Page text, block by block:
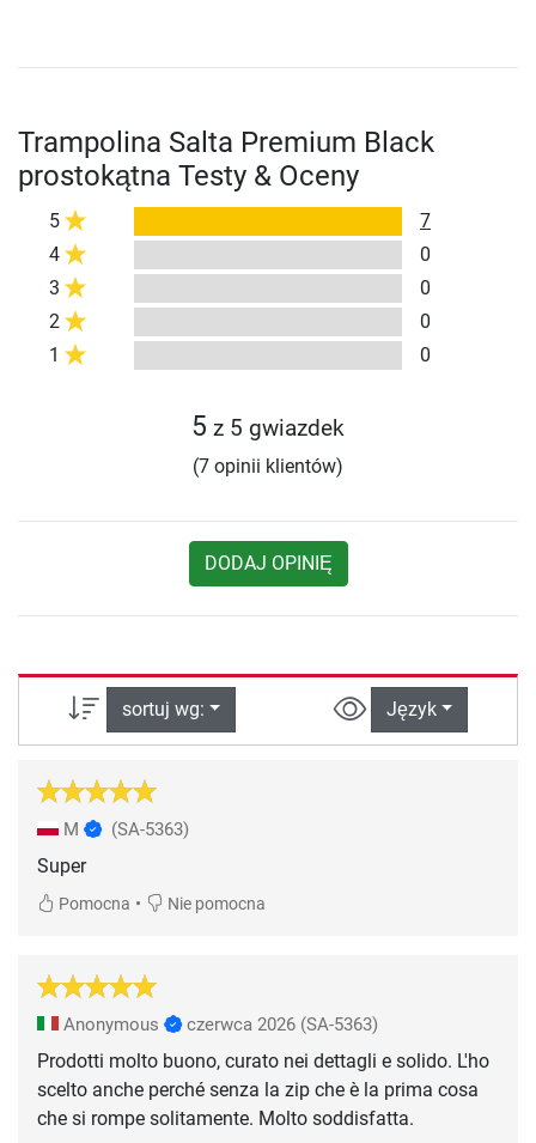
Trampolina Salta Premium Black
prostokątna Testy & Oceny
5
7
4
0
3
0
2
0
1
0
5 z 5 gwiazdek
(7 opinii klientów)
DODAJ OPINIĘ
sortuj wg: Język
M (SA-5363)
Super
Pomocna • Nie pomocna
Anonymous czerwca 2026 (SA-5363)
Prodotti molto buono, curato nei dettagli e solido. L'ho
scelto anche perché senza la zip che è la prima cosa
che si rompe solitamente. Molto soddisfatta.